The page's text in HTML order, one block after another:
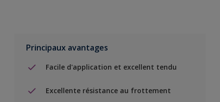
Principaux avantages
Facile d'application et excellent tendu
Excellente résistance au frottement